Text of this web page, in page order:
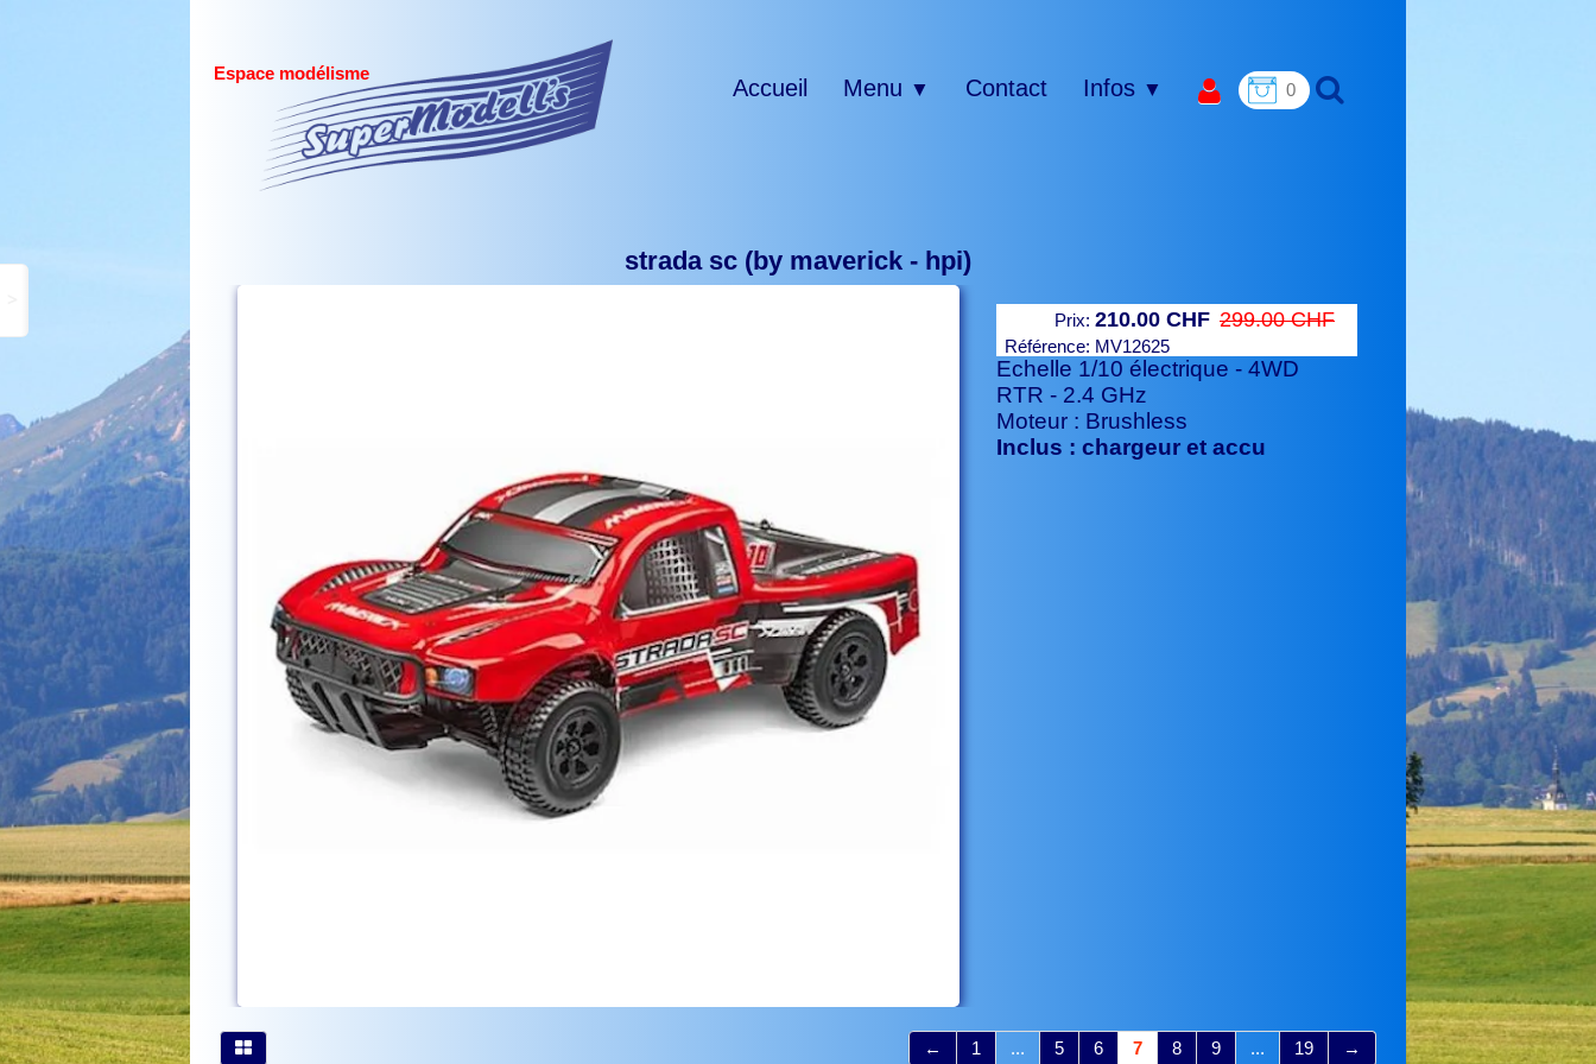
Espace modélisme
Accueil Menu ▼ Contact Infos ▼ 0
strada sc (by maverick - hpi)
Prix: 210.00 CHF 299.00 CHF
Référence: MV12625
Echelle 1/10 électrique - 4WD
RTR - 2.4 GHz
Moteur : Brushless
Inclus : chargeur et accu
← 1 ... 5 6 7 8 9 ... 19 →